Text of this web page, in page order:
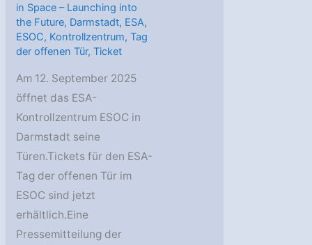
in Space – Launching into
the Future, Darmstadt, ESA,
ESOC, Kontrollzentrum,Tag
der offenen Tür,Ticket
Am 12. September 2025
öffnet das ESA-
Kontrollzentrum ESOC in
Darmstadt seine
Türen.Tickets für den ESA-
Tag der offenen Tür im
ESOC sind jetzt
erhältlich.Eine
Pressemitteilung der